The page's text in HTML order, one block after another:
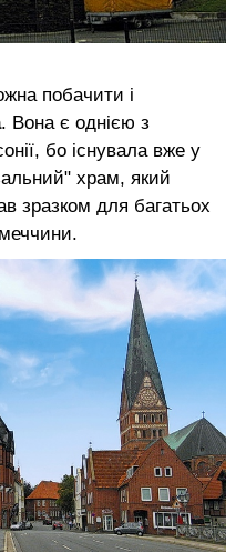
побачити і
. Вона є однією з
бо існувала вже у
храм, який
зразком для багатьох